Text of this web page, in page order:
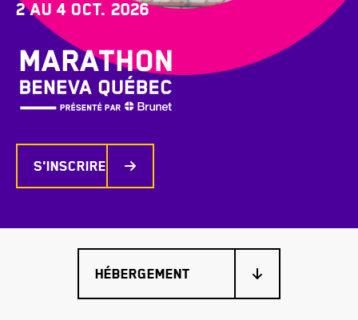
2 au 4 oct. 2026
S'inscrire